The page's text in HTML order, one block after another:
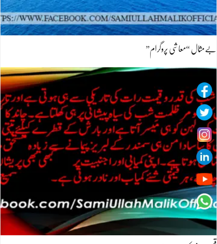
بےمثال “معاشی پروگرام”